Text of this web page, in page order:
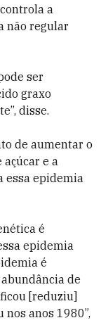
a
não regular
ser
graxo
disse.
de aumentar o
e a
essa epidemia
é
epidemia
é
de
[reduziu]
anos 1980”,